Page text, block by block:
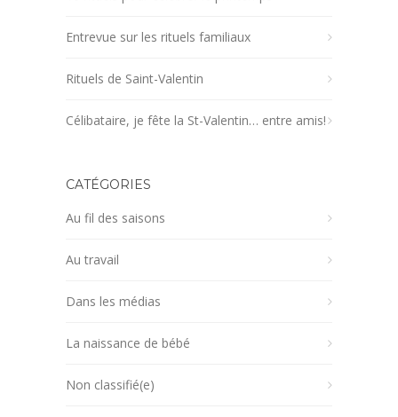
Entrevue sur les rituels familiaux
Rituels de Saint-Valentin
Célibataire, je fête la St-Valentin… entre amis!
CATÉGORIES
Au fil des saisons
Au travail
Dans les médias
La naissance de bébé
Non classifié(e)